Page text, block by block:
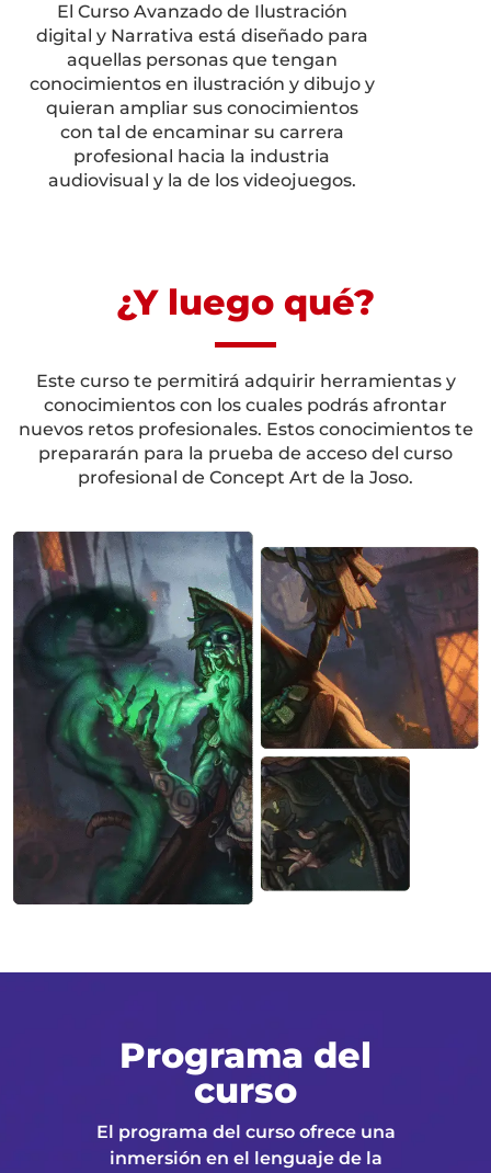
El Curso Avanzado de Ilustración
digital y Narrativa está diseñado para
aquellas personas que tengan
conocimientos en ilustración y dibujo y
quieran ampliar sus conocimientos
con tal de encaminar su carrera
profesional hacia la industria
audiovisual y la de los videojuegos.
¿Y luego qué?
Este curso te permitirá adquirir herramientas y
conocimientos con los cuales podrás afrontar
nuevos retos profesionales. Estos conocimientos te
prepararán para la prueba de acceso del curso
profesional de Concept Art de la Joso.
Programa del
curso
El programa del curso ofrece una
inmersión en el lenguaje de la